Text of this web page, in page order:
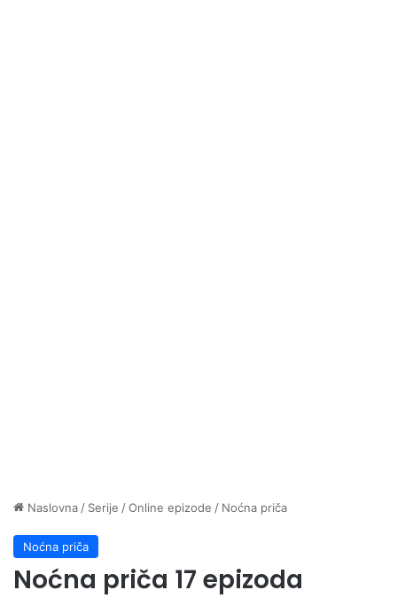
Naslovna / Serije /Online epizode / Noćna priča
Noćna priča
Noćna priča 17 epizoda